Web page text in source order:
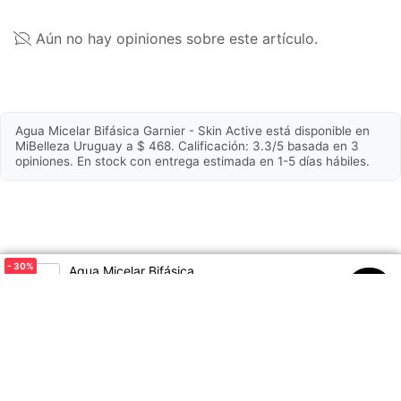
- 30%
Agua Micelar Bifásica
dermatológicamente
Composición
Aún no hay opiniones sobre este artículo.
Agua Micelar Bifásica Garnier - Skin Active está disponible en
MiBelleza Uruguay a $ 468. Calificación: 3.3/5 basada en 3
opiniones. En stock con entrega estimada en 1-5 días hábiles.